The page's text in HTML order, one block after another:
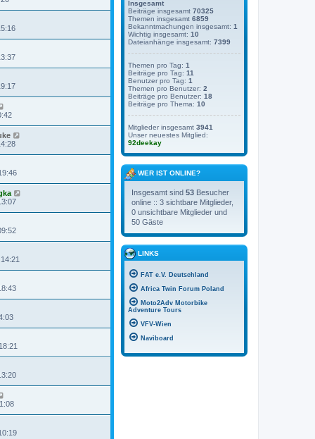
Insgesamt
Beiträge insgesamt 70325
Themen insgesamt 6859
Bekanntmachungen insgesamt: 1
Wichtig insgesamt: 10
Dateianhänge insgesamt: 7399
Themen pro Tag: 1
Beiträge pro Tag: 11
Benutzer pro Tag: 1
Themen pro Benutzer: 2
Beiträge pro Benutzer: 18
Beiträge pro Thema: 10
Mitglieder insgesamt 3941
Unser neuestes Mitglied:
92deekay
WER IST ONLINE?
Insgesamt sind 53 Besucher
online :: 3 sichtbare Mitglieder,
0 unsichtbare Mitglieder und
50 Gäste
LINKS
FAT e.V. Deutschland
Africa Twin Forum Poland
Moto2Adv Motorbike
Adventure Tours
VFV-Wien
Naviboard